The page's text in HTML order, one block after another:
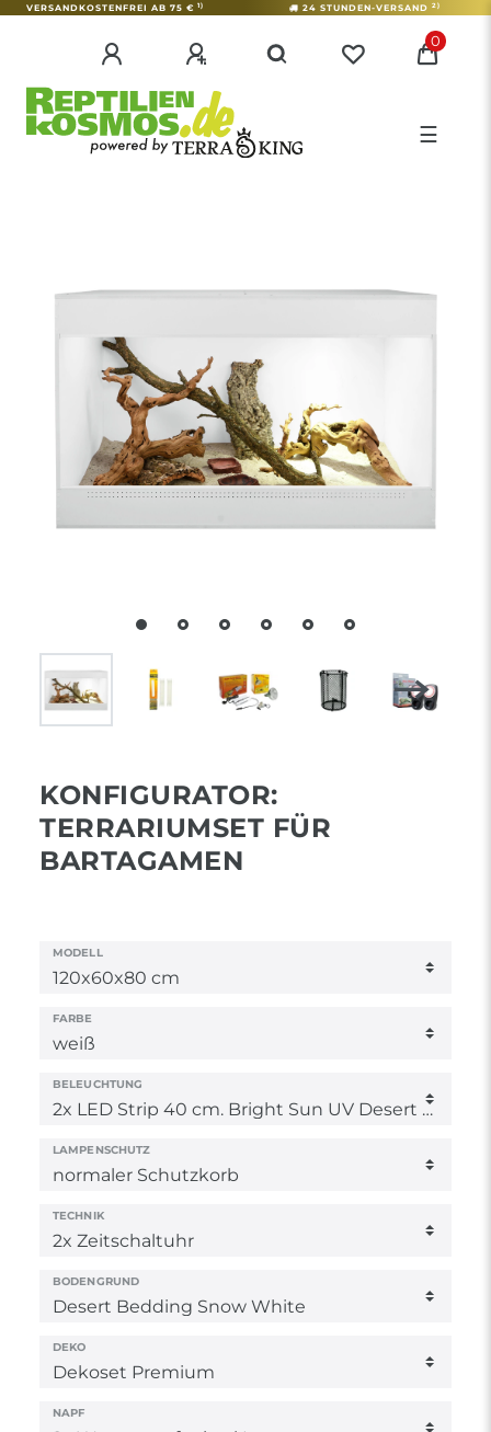
VERSANDKOSTENFREI AB 75 € 1) 24 STUNDEN-VERSAND 2)
0
☰
KONFIGURATOR:
TERRARIUMSET FÜR
BARTAGAMEN
MODELL
FARBE
BELEUCHTUNG
LAMPENSCHUTZ
TECHNIK
BODENGRUND
DEKO
NAPF